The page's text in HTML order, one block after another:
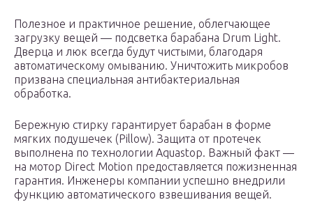
Полезное и практичное решение, облегчающее
загрузку вещей — подсветка барабана Drum Light.
Дверца и люк всегда будут чистыми, благодаря
автоматическому омыванию. Уничтожить микробов
призвана специальная антибактериальная
обработка.
Бережную стирку гарантирует барабан в форме
мягких подушечек (Pillow). Защита от протечек
выполнена по технологии Aquastop. Важный факт —
на мотор Direct Motion предоставляется пожизненная
гарантия. Инженеры компании успешно внедрили
функцию автоматического взвешивания вещей.